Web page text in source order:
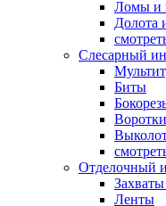
Ломы и
Долота
Слесарный
Биты
Отделочный
Ленты